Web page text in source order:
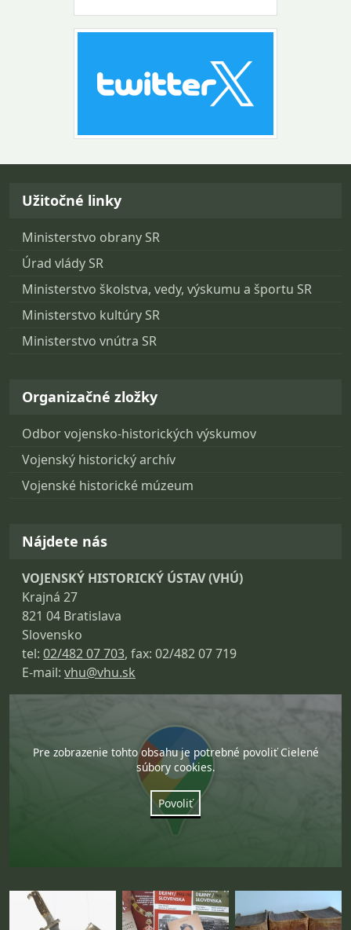
Návrat na začiatok stránky
Užitočné linky
Ministerstvo obrany SR
Úrad vlády SR
Ministerstvo školstva, vedy, výskumu a športu SR
Ministerstvo kultúry SR
Ministerstvo vnútra SR
Organizačné zložky
Odbor vojensko-historických výskumov
Vojenský historický archív
Vojenské historické múzeum
Nájdete nás
VOJENSKÝ HISTORICKÝ ÚSTAV (VHÚ)
Krajná 27
821 04 Bratislava
Slovensko
tel: 02/482 07 703, fax: 02/482 07 719
E-mail: vhu@vhu.sk
Pre zobrazenie tohto obsahu je potrebné povoliť Cielené
súbory cookies.
Povoliť
Fotogaléria